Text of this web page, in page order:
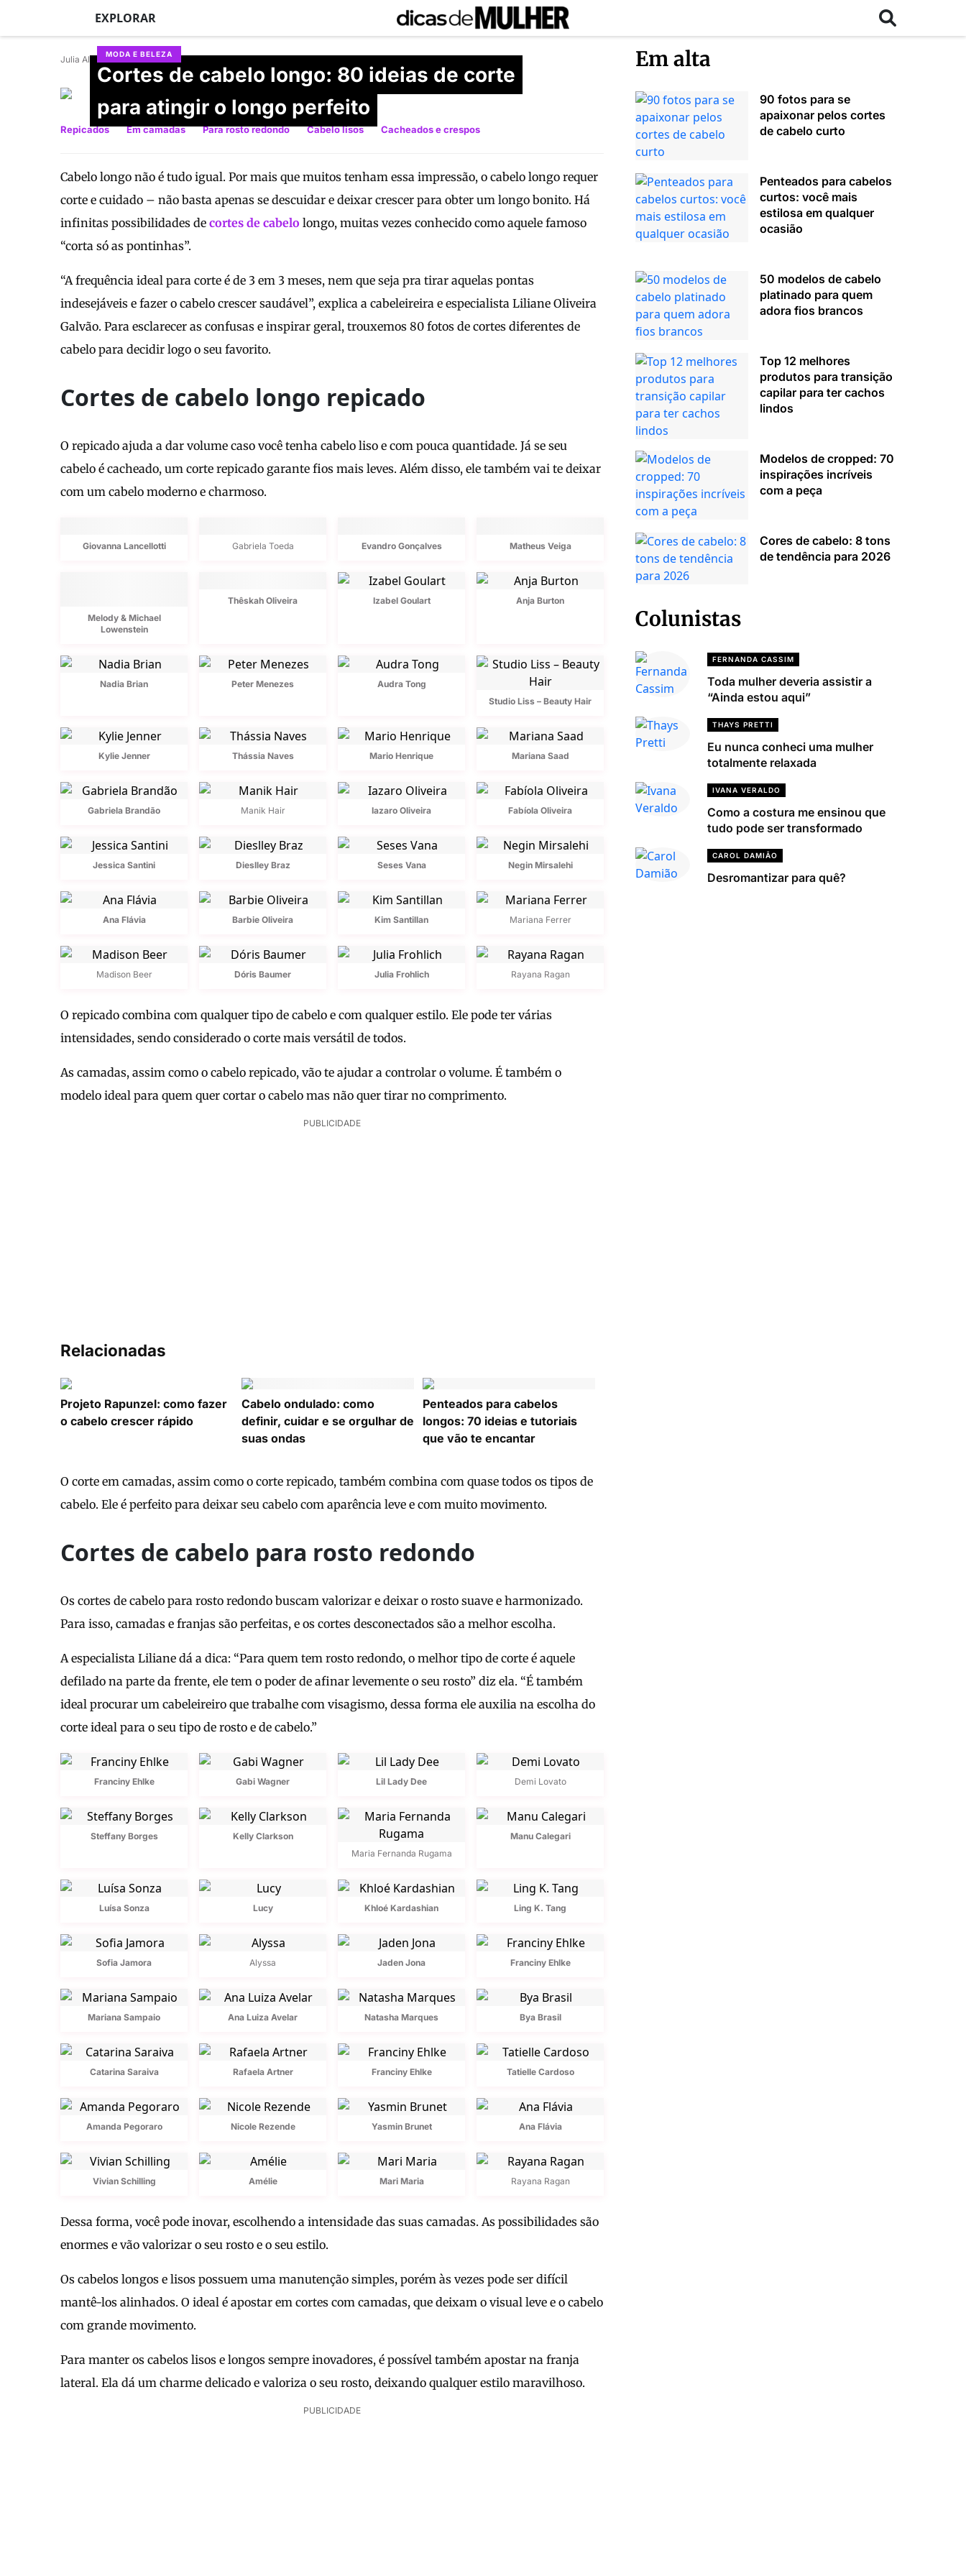
EXPLORAR
MODA E BELEZA
Cortes de cabelo longo: 80 ideias de corte
para atingir o longo perfeito
Julia Alcantara
Atualizado em 29/06/2026
Repicados Em camadas Para rosto redondo Cabelo lisos Cacheados e crespos
Cabelo longo não é tudo igual. Por mais que muitos tenham essa impressão, o cabelo longo requer
corte e cuidado – não basta apenas se descuidar e deixar crescer para obter um longo bonito. Há
infinitas possibilidades de cortes de cabelo longo, muitas vezes conhecido como aquele famoso
“corta só as pontinhas”.
“A frequência ideal para corte é de 3 em 3 meses, nem que seja pra tirar aquelas pontas
indesejáveis e fazer o cabelo crescer saudável”, explica a cabeleireira e especialista Liliane Oliveira
Galvão. Para esclarecer as confusas e inspirar geral, trouxemos 80 fotos de cortes diferentes de
cabelo para decidir logo o seu favorito.
Cortes de cabelo longo repicado
O repicado ajuda a dar volume caso você tenha cabelo liso e com pouca quantidade. Já se seu
cabelo é cacheado, um corte repicado garante fios mais leves. Além disso, ele também vai te deixar
com um cabelo moderno e charmoso.
Giovanna Lancellotti Gabriela Toeda Evandro Gonçalves Matheus Veiga
Melody & Michael
Lowenstein
Thêskah Oliveira Izabel Goulart Anja Burton
Nadia Brian Peter Menezes
Audra Tong
Studio Liss – Beauty Hair
Kylie Jenner Thássia Naves Mario Henrique Mariana Saad
Gabriela Brandão Manik Hair Iazaro Oliveira Fabíola Oliveira
Jessica Santini Dieslley Braz Seses Vana Negin Mirsalehi
Ana Flávia Barbie Oliveira Kim Santillan Mariana Ferrer
Madison Beer Dóris Baumer Julia Frohlich Rayana Ragan
O repicado combina com qualquer tipo de cabelo e com qualquer estilo. Ele pode ter várias
intensidades, sendo considerado o corte mais versátil de todos.
As camadas, assim como o cabelo repicado, vão te ajudar a controlar o volume. É também o
modelo ideal para quem quer cortar o cabelo mas não quer tirar no comprimento.
PUBLICIDADE
Relacionadas
Projeto Rapunzel: como fazer
o cabelo crescer rápido
Cabelo ondulado: como
definir, cuidar e se orgulhar de
suas ondas
Penteados para cabelos
longos: 70 ideias e tutoriais
que vão te encantar
O corte em camadas, assim como o corte repicado, também combina com quase todos os tipos de
cabelo. Ele é perfeito para deixar seu cabelo com aparência leve e com muito movimento.
Cortes de cabelo para rosto redondo
Os cortes de cabelo para rosto redondo buscam valorizar e deixar o rosto suave e harmonizado.
Para isso, camadas e franjas são perfeitas, e os cortes desconectados são a melhor escolha.
A especialista Liliane dá a dica: “Para quem tem rosto redondo, o melhor tipo de corte é aquele
defilado na parte da frente, ele tem o poder de afinar levemente o seu rosto” diz ela. “É também
ideal procurar um cabeleireiro que trabalhe com visagismo, dessa forma ele auxilia na escolha do
corte ideal para o seu tipo de rosto e de cabelo.”
Franciny Ehlke Gabi Wagner Lil Lady Dee Demi Lovato
Steffany Borges
Kelly Clarkson
Maria Fernanda Rugama
Manu Calegari
Luísa Sonza Lucy Khloé Kardashian Ling K. Tang
Sofia Jamora Alyssa Jaden Jona Franciny Ehlke
Mariana Sampaio Ana Luiza Avelar Natasha Marques Bya Brasil
Catarina Saraiva Rafaela Artner Franciny Ehlke Tatielle Cardoso
Amanda Pegoraro Nicole Rezende Yasmin Brunet Ana Flávia
Vivian Schilling Amélie Mari Maria Rayana Ragan
Dessa forma, você pode inovar, escolhendo a intensidade das suas camadas. As possibilidades são
enormes e vão valorizar o seu rosto e o seu estilo.
Os cabelos longos e lisos possuem uma manutenção simples, porém às vezes pode ser difícil
mantê-los alinhados. O ideal é apostar em cortes com camadas, que deixam o visual leve e o cabelo
com grande movimento.
Para manter os cabelos lisos e longos sempre inovadores, é possível também apostar na franja
lateral. Ela dá um charme delicado e valoriza o seu rosto, deixando qualquer estilo maravilhoso.
PUBLICIDADE
Em alta
90 fotos para se
apaixonar pelos cortes
de cabelo curto
Penteados para cabelos
curtos: você mais
estilosa em qualquer
ocasião
50 modelos de cabelo
platinado para quem
adora fios brancos
Top 12 melhores
produtos para transição
capilar para ter cachos
lindos
Modelos de cropped: 70
inspirações incríveis
com a peça
Cores de cabelo: 8 tons
de tendência para 2026
Colunistas
FERNANDA CASSIM
Toda mulher deveria assistir a
“Ainda estou aqui”
THAYS PRETTI
Eu nunca conheci uma mulher
totalmente relaxada
IVANA VERALDO
Como a costura me ensinou que
tudo pode ser transformado
CAROL DAMIÃO
Desromantizar para quê?